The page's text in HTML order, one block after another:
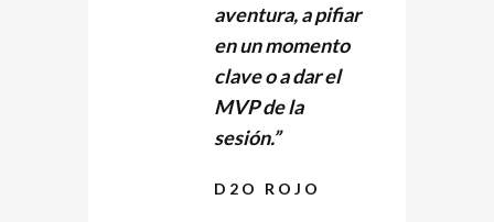
aventura, a pifiar
en un momento
clave o a dar el
MVP de la
sesión.”
D2O ROJO